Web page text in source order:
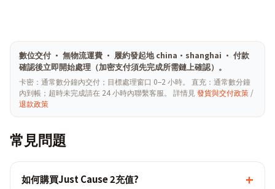
數位交付 · 無物流運費 · 履約發起地 china·shanghai · 付款
確認後立即開始處理（加密支付須先完成所需鏈上確認）。
卡密：通常數分鐘內交付；目標處理窗口 0–2 小時。 直充：通常數分鐘
內到帳；超時未完成請在 24 小時內聯繫客服。 詳情見 發貨與交付政策 /
退款政策
常見問題
如何購買Just Cause 2充值? +